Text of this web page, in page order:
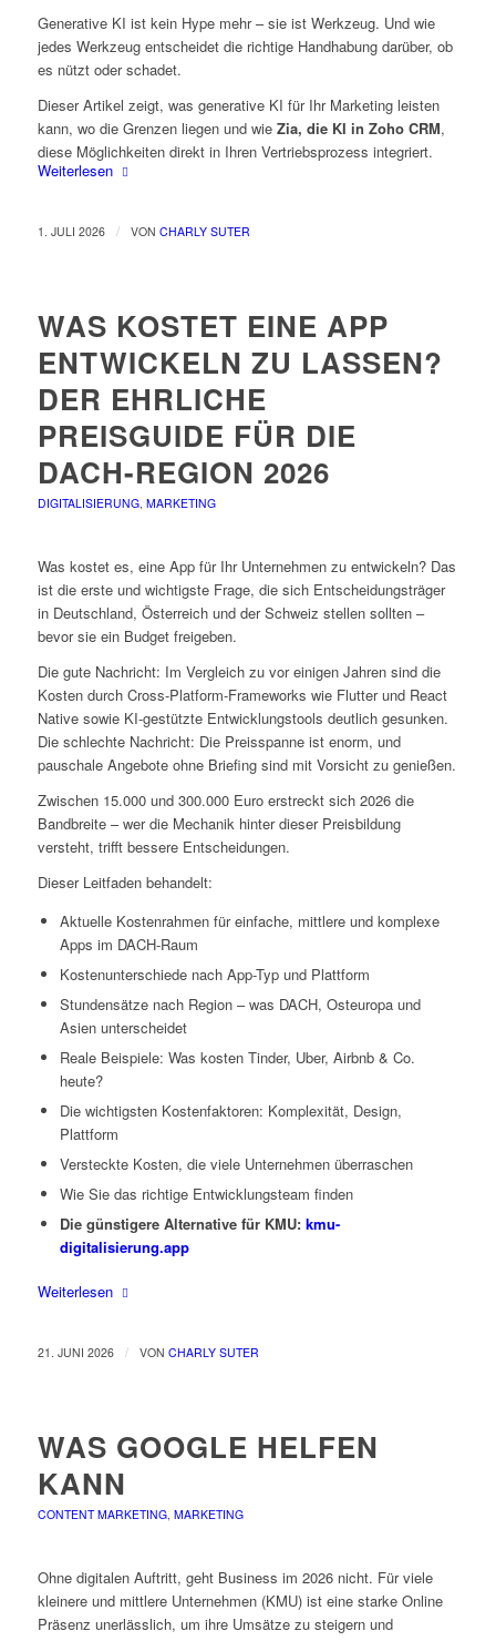
Generative KI ist kein Hype mehr – sie ist Werkzeug. Und wie
jedes Werkzeug entscheidet die richtige Handhabung darüber, ob
es nützt oder schadet.
Dieser Artikel zeigt, was generative KI für Ihr Marketing leisten
kann, wo die Grenzen liegen und wie Zia, die KI in Zoho CRM,
diese Möglichkeiten direkt in Ihren Vertriebsprozess integriert.
Weiterlesen
1. JULI 2026 / VON CHARLY SUTER
WAS KOSTET EINE APP
ENTWICKELN ZU LASSEN?
DER EHRLICHE
PREISGUIDE FÜR DIE
DACH-REGION 2026
DIGITALISIERUNG, MARKETING
Was kostet es, eine App für Ihr Unternehmen zu entwickeln? Das
ist die erste und wichtigste Frage, die sich Entscheidungsträger
in Deutschland, Österreich und der Schweiz stellen sollten –
bevor sie ein Budget freigeben.
Die gute Nachricht: Im Vergleich zu vor einigen Jahren sind die
Kosten durch Cross-Platform-Frameworks wie Flutter und React
Native sowie KI-gestützte Entwicklungstools deutlich gesunken.
Die schlechte Nachricht: Die Preisspanne ist enorm, und
pauschale Angebote ohne Briefing sind mit Vorsicht zu genießen.
Zwischen 15.000 und 300.000 Euro erstreckt sich 2026 die
Bandbreite – wer die Mechanik hinter dieser Preisbildung
versteht, trifft bessere Entscheidungen.
Dieser Leitfaden behandelt:
Aktuelle Kostenrahmen für einfache, mittlere und komplexe
Apps im DACH-Raum
Kostenunterschiede nach App-Typ und Plattform
Stundensätze nach Region – was DACH, Osteuropa und
Asien unterscheidet
Reale Beispiele: Was kosten Tinder, Uber, Airbnb & Co.
heute?
Die wichtigsten Kostenfaktoren: Komplexität, Design,
Plattform
Versteckte Kosten, die viele Unternehmen überraschen
Wie Sie das richtige Entwicklungsteam finden
Die günstigere Alternative für KMU: kmu-
digitalisierung.app
Weiterlesen
21. JUNI 2026 / VON CHARLY SUTER
WAS GOOGLE HELFEN
KANN
CONTENT MARKETING, MARKETING
Ohne digitalen Auftritt, geht Business im 2026 nicht. Für viele
kleinere und mittlere Unternehmen (KMU) ist eine starke Online
Präsenz unerlässlich, um ihre Umsätze zu steigern und